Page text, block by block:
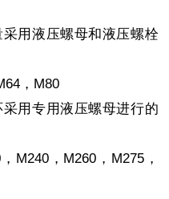
用液压螺母和液压螺栓
，M80
用专用液压螺母进行的
，M260，M275，